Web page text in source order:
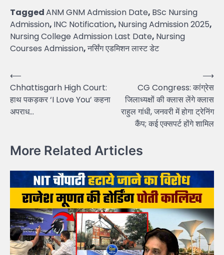
TaggedANM GNM Admission Date, BSc Nursing
Admission, INC Notification, Nursing Admission 2025,
Nursing College Admission Last Date, Nursing
Courses Admission,नर्सिंग एडमिशन लास्ट डेट
Post
navigation
⟵
Chhattisgarh High Court:
हाथ पकड़कर ‘I Love You’ कहना
अपराध…
CG Congress: कांग्रेस
जिलाध्यक्षों की क्लास लेंगे क्लास
राहुल गांधी, जनवरी में होगा ट्रेनिंग
कैंप; कई एक्सपर्ट होंगे शामिल
⟶
More Related Articles